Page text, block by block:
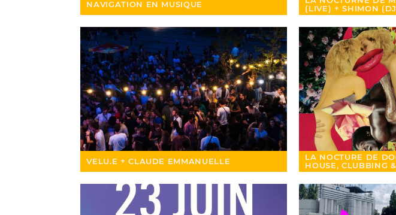
NAVIGATION EN MUSIQUE
(LIVE) + SHIMON
VELU.E + CLAUDE EMMANUELLE
LA NOCTURE DE
HOUSE, CLUBBING